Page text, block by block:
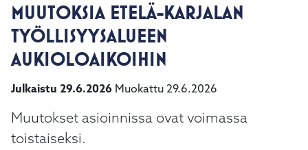
valittuun
hakutulokseen
painamalla
enteriä.
käyttäjät
voivat
kosketus-
Kunta ja päätöksenteko
Elinvoima ja työ
MUUTOKSIA ETELÄ-KARJALAN
TYÖLLISYYSALUEEN
AUKIOLOAIKOIHIN
Julkaistu 29.6.2026 Muokattu 29.6.2026
Muutokset asioinnissa ovat voimassa
toistaiseksi.